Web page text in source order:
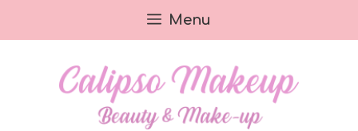
al
Menu